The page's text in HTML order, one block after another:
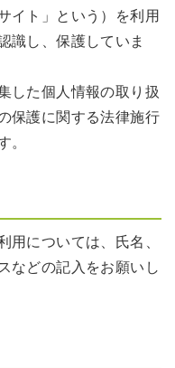
イト」という）を利用
識し、保護していま
した個人情報の取り扱
保護に関する法律施行
。
用については、氏名、
などの記入をお願いし